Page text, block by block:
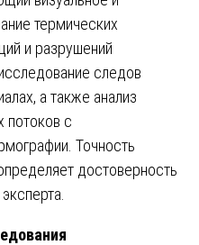
термических
и разрушений
следов
а также анализ
потоков с
Точность
достоверность